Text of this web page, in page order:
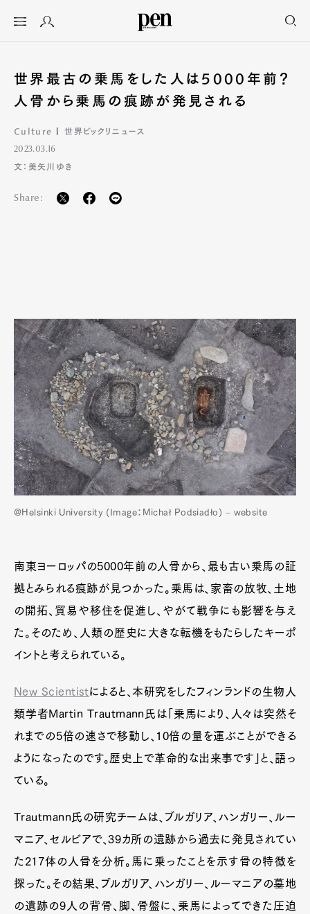
世界最古の乗馬をした人は5000年前？
人骨から乗馬の痕跡が発見される
Culture 世界ビックリニュース
2023.03.16
文：美矢川ゆき
Share:
@Helsinki University (Image：Michał Podsiadło) – website
南東ヨーロッパの5000年前の人骨から、最も古い乗馬の証
拠とみられる痕跡が見つかった。乗馬は、家畜の放牧、土地
の開拓、貿易や移住を促進し、やがて戦争にも影響を与え
た。そのため、人類の歴史に大きな転機をもたらしたキーポ
イントと考えられている。
New Scientistによると、本研究をしたフィンランドの生物人
類学者Martin Trautmann氏は「乗馬により、人々は突然そ
れまでの5倍の速さで移動し、10倍の量を運ぶことができる
ようになったのです。歴史上で革命的な出来事です」と、語っ
ている。
Trautmann氏の研究チームは、ブルガリア、ハンガリー、ルー
マニア、セルビアで、39カ所の遺跡から過去に発見されてい
た217体の人骨を分析。馬に乗ったことを示す骨の特徴を
探った。その結果、ブルガリア、ハンガリー、ルーマニアの墓地
の遺跡の9人の背骨、脚、骨盤に、乗馬によってできた圧迫